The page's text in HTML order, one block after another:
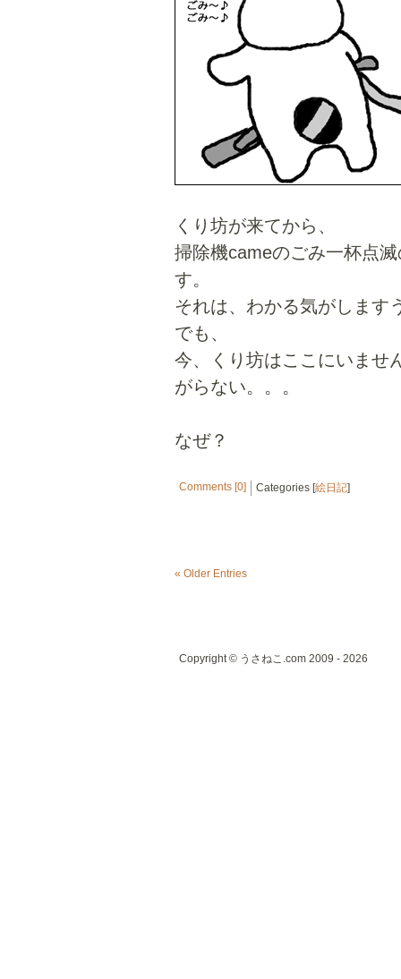
くり坊が来てから、
掃除機cameのごみ一杯点
す。
それは、わかる気がします
でも、
今、くり坊はここにいませ
がらない。。。
なぜ？
Comments [0] Categories [絵日記]
« Older Entries
Copyright © うさねこ.com 2009 - 2026